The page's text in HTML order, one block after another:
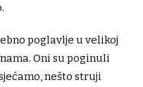
poglavlje u velikoj
Oni su poginuli
nešto struji